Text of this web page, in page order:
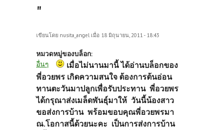
"
เขียนโดย nusita_angel เมื่อ 18 มิถุนายน, 2011 - 18:43
หมวดหมู่ของบล็อก:
อื่นๆ
เมื่อไม่นานมานี้ ได้อ่านบล็อกของ
พี่อวยพร เกิดความสนใจ ต้องการต้นอ่อน
ทานตะวันมาปลูกเพื่อรับประทาน พี่อวยพร
ได้กรุณาส่งเมล็ดพันธุ์มาให้ วันนี้น้องสาว
ขอส่งการบ้าน พร้อมขอบคุณพี่อวยพรมา
ณ.โอกาสนี้ด้วยนะคะ เป็นการส่งการบ้าน